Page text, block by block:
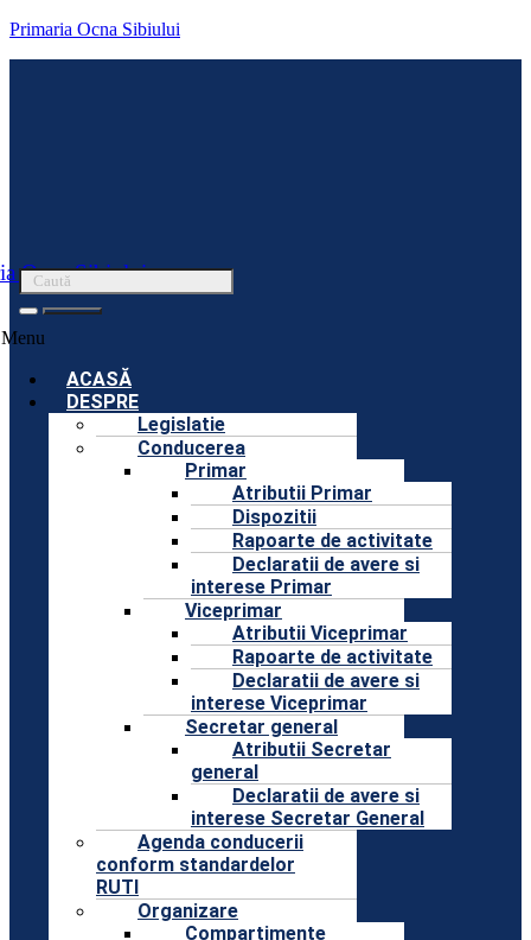
Primaria Ocna Sibiului
Ocna Sibiului
Menu
ACASĂ
DESPRE
Legislatie
Conducerea
Primar
Atributii Primar
Dispozitii
Rapoarte de activitate
Declaratii de avere si
interese Primar
Viceprimar
Atributii Viceprimar
Rapoarte de activitate
Declaratii de avere si
interese Viceprimar
Secretar general
Atributii Secretar
general
Declaratii de avere si
interese Secretar General
Agenda conducerii
conform standardelor
RUTI
Organizare
Compartimente